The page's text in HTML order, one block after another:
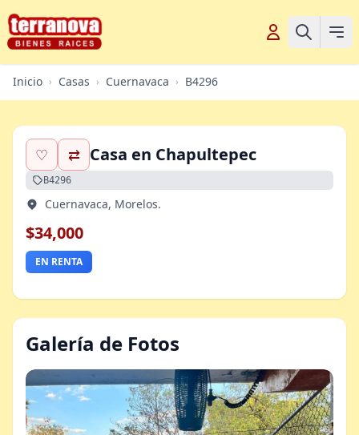
Inicio › Casas › Cuernavaca › B4296
♡ ⇄ Casa en Chapultepec
B4296
Cuernavaca, Morelos.
$34,000
EN RENTA
Galería de Fotos